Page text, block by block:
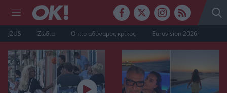
J2US Ζώδια Ο πιο αδύναμος κρίκος Eurovision 2026